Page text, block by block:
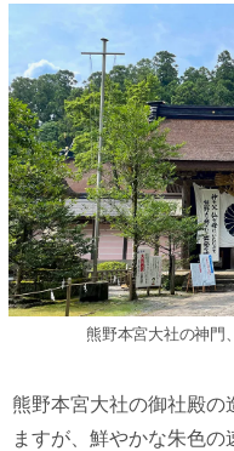
熊野本宮大社の神門
熊野本宮大社の御社殿の
ますが、鮮やかな朱色